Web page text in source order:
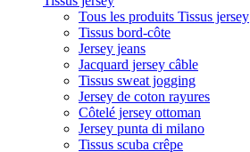
Tous les produits Tissus jersey
Tissus bord-côte
Jersey jeans
Jacquard jersey câble
Tissus sweat jogging
Jersey de coton rayures
Côtelé jersey ottoman
Jersey punta di milano
Tissus scuba crêpe